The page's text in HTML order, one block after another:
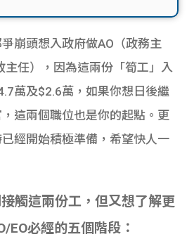
崩頭想入政府做AO（政務主
主任），因為這兩份「筍工」入
萬及$2.6萬，如果你想日後繼
這兩個職位也是你的起點。更
經開始積極準備，希望快人一
觸這兩份工，但又想了解更
EO必經的五個階段：